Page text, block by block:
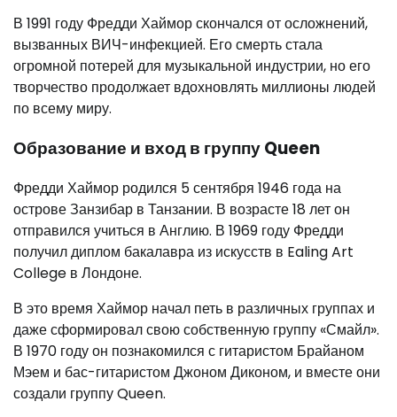
В 1991 году Фредди Хаймор скончался от осложнений,
вызванных ВИЧ-инфекцией. Его смерть стала
огромной потерей для музыкальной индустрии, но его
творчество продолжает вдохновлять миллионы людей
по всему миру.
Образование и вход в группу Queen
Фредди Хаймор родился 5 сентября 1946 года на
острове Занзибар в Танзании. В возрасте 18 лет он
отправился учиться в Англию. В 1969 году Фредди
получил диплом бакалавра из искусств в Ealing Art
College в Лондоне.
В это время Хаймор начал петь в различных группах и
даже сформировал свою собственную группу «Смайл».
В 1970 году он познакомился с гитаристом Брайаном
Мэем и бас-гитаристом Джоном Диконом, и вместе они
создали группу Queen.